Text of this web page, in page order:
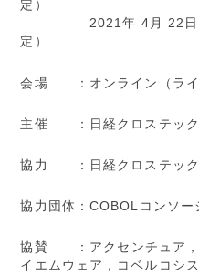
定）
2021年 4月 22日（木
定）
会場 ：オンライン（ライ
主催 ：日経クロステック
協力 ：日経クロステッ
協力団体：COBOLコンソー
協賛 ：アクセンチュア，
イエムウェア，コベルコシ